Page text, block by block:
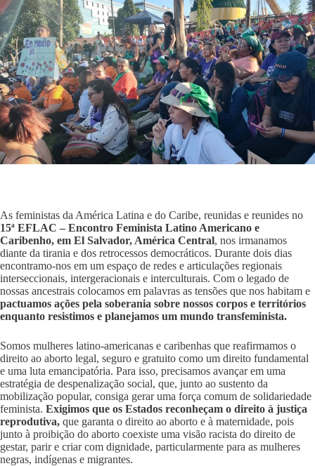
As feministas da América Latina e do Caribe, reunidas e reunides no
15ª EFLAC – Encontro Feminista Latino Americano e
Caribenho, em El Salvador, América Central, nos irmanamos
diante da tirania e dos retrocessos democráticos. Durante dois dias
encontramo-nos em um espaço de redes e articulações regionais
interseccionais, intergeracionais e interculturais. Com o legado de
nossas ancestrais colocamos em palavras as tensões que nos habitam e
pactuamos ações pela soberania sobre nossos corpos e territórios
enquanto resistimos e planejamos um mundo transfeminista.
Somos mulheres latino-americanas e caribenhas que reafirmamos o
direito ao aborto legal, seguro e gratuito como um direito fundamental
e uma luta emancipatória. Para isso, precisamos avançar em uma
estratégia de despenalização social, que, junto ao sustento da
mobilização popular, consiga gerar uma força comum de solidariedade
feminista. Exigimos que os Estados reconheçam o direito à justiça
reprodutiva, que garanta o direito ao aborto e à maternidade, pois
junto à proibição do aborto coexiste uma visão racista do direito de
gestar, parir e criar com dignidade, particularmente para as mulheres
negras, indígenas e migrantes.